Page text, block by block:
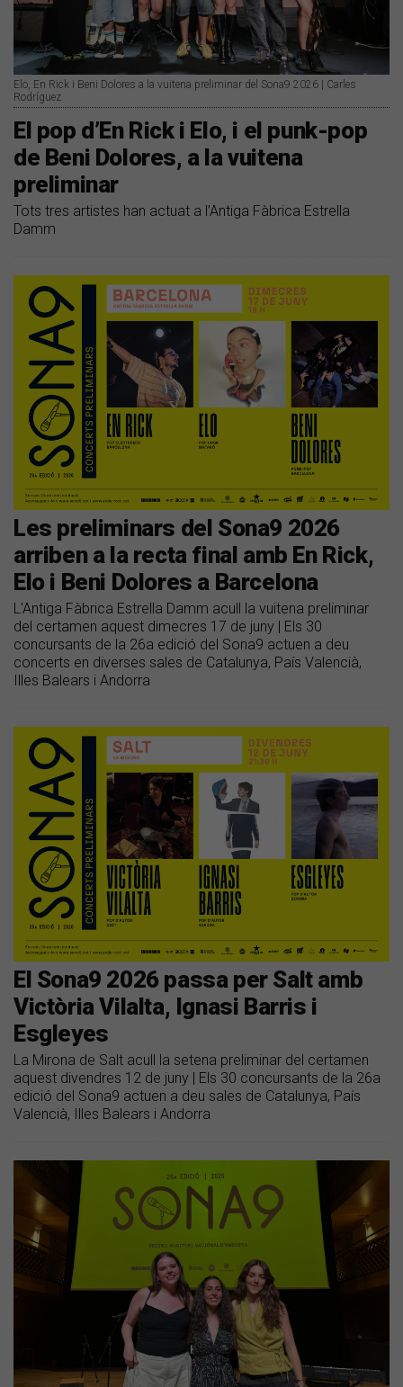
Elo, En Rick i Beni Dolores a la vuitena preliminar del Sona9 2026 | Carles
Rodríguez
El pop d’En Rick i Elo, i el punk-pop
de Beni Dolores, a la vuitena
preliminar
Tots tres artistes han actuat a l’Antiga Fàbrica Estrella
Damm
Les preliminars del Sona9 2026
arriben a la recta final amb En Rick,
Elo i Beni Dolores a Barcelona
L'Antiga Fàbrica Estrella Damm acull la vuitena preliminar
del certamen aquest dimecres 17 de juny | Els 30
concursants de la 26a edició del Sona9 actuen a deu
concerts en diverses sales de Catalunya, País Valencià,
Illes Balears i Andorra
El Sona9 2026 passa per Salt amb
Victòria Vilalta, Ignasi Barris i
Esgleyes
La Mirona de Salt acull la setena preliminar del certamen
aquest divendres 12 de juny | Els 30 concursants de la 26a
edició del Sona9 actuen a deu sales de Catalunya, País
Valencià, Illes Balears i Andorra